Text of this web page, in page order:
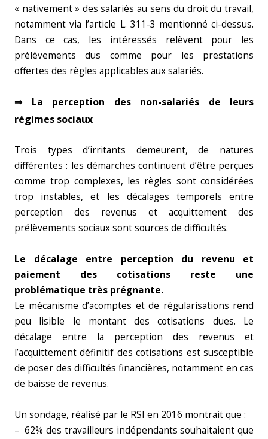
« nativement » des salariés au sens du droit du travail,
notamment via l’article L. 311-3 mentionné ci-dessus.
Dans ce cas, les intéressés relèvent pour les
prélèvements dus comme pour les prestations
offertes des règles applicables aux salariés.
⇒ La perception des non-salariés de leurs
régimes sociaux
Trois types d’irritants demeurent, de natures
différentes : les démarches continuent d’être perçues
comme trop complexes, les règles sont considérées
trop instables, et les décalages temporels entre
perception des revenus et acquittement des
prélèvements sociaux sont sources de difficultés.
Le décalage entre perception du revenu et
paiement des cotisations reste une
problématique très prégnante.
Le mécanisme d’acomptes et de régularisations rend
peu lisible le montant des cotisations dues. Le
décalage entre la perception des revenus et
l’acquittement définitif des cotisations est susceptible
de poser des difficultés financières, notamment en cas
de baisse de revenus.
Un sondage, réalisé par le RSI en 2016 montrait que :
– 62% des travailleurs indépendants souhaitaient que